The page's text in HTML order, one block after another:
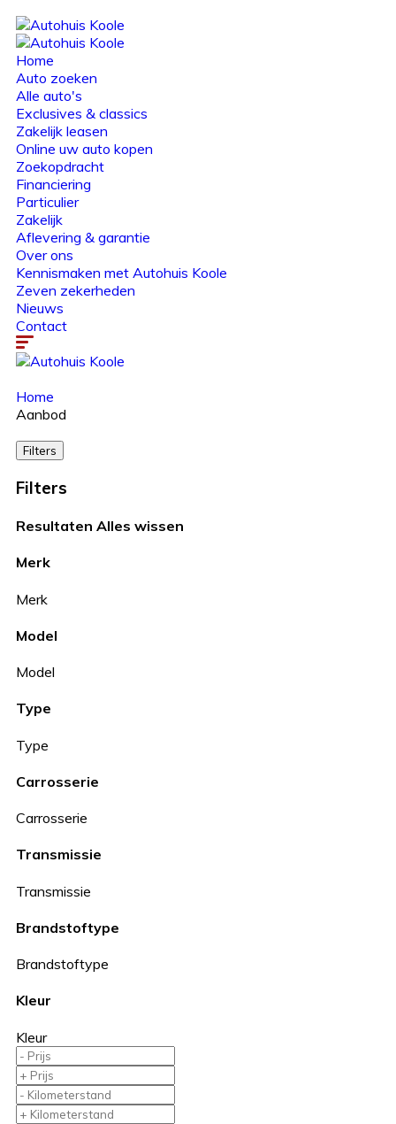
Home
Auto zoeken
Alle auto's
Exclusives & classics
Zakelijk leasen
Online uw auto kopen
Zoekopdracht
Financiering
Particulier
Zakelijk
Aflevering & garantie
Over ons
Kennismaken met Autohuis Koole
Zeven zekerheden
Nieuws
Contact
Home
Aanbod
Filters
Filters
Resultaten Alles wissen
Merk
Merk
Model
Model
Type
Type
Carrosserie
Carrosserie
Transmissie
Transmissie
Brandstoftype
Brandstoftype
Kleur
Kleur